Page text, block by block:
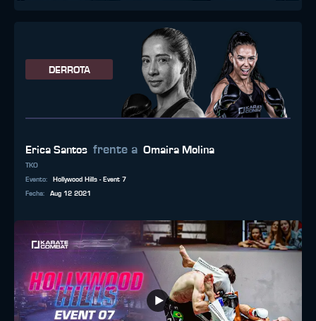
DERROTA
Erica Santos frente a Omaira Molina
TKO
Evento:
Hollywood Hills - Event 7
Fecha: Aug 12 2021